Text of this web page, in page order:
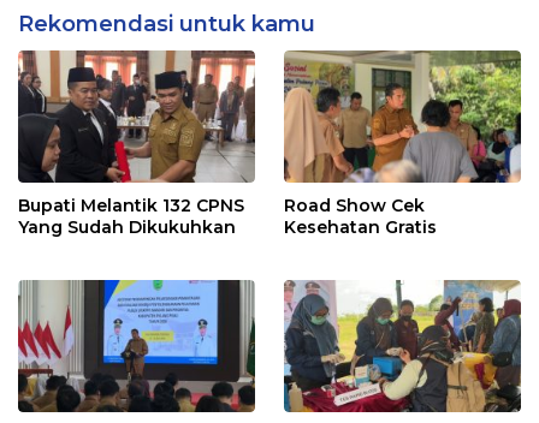
Rekomendasi untuk kamu
Bupati Melantik 132 CPNS
Yang Sudah Dikukuhkan
Road Show Cek
Kesehatan Gratis